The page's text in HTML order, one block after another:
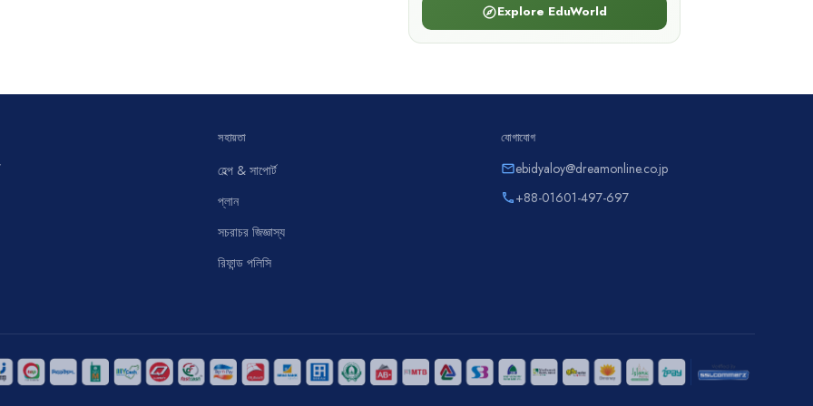
exploreExplore EduWorld
সহায়তা
হেল্প & সাপোর্ট
প্লান
সচরাচর জিজ্ঞাস্য
রিফান্ড পলিসি
যোগাযোগ
emailebidyaloy@dreamonline.co.jp
phone+88-01601-497-697